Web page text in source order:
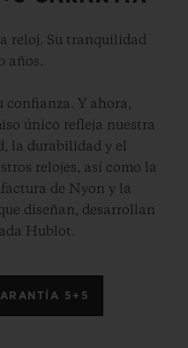
reloj. Su tranquilidad
años.
confianza. Y ahora,
único refleja nuestra
la durabilidad y el
relojes, así como la
de Nyon y la
diseñan, desarrollan
Hublot.
5+5